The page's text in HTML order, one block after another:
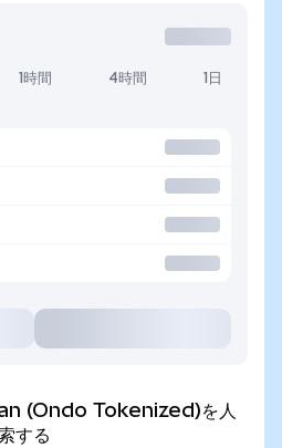
1時間 4時間 1日
(Ondo Tokenized)を人
する